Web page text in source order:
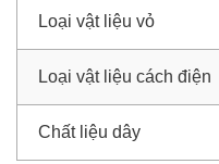
Loại vật liệu vỏ
Loại vật liệu cách điện
Chất liệu dây